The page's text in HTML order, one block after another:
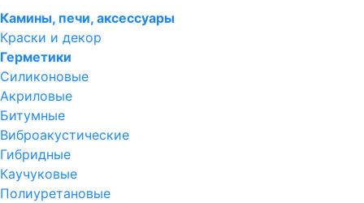
Камины, печи, аксессуары
Краски и декор
Герметики
Силиконовые
Акриловые
Битумные
Виброакустические
Гибридные
Каучуковые
Полиуретановые